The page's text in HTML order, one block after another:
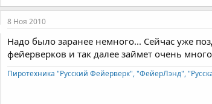
8 Ноя 2010
Надо было заранее немного... Сейчас уже
фейерверков и так далее займет очень
Пиротехника "Русский Фейерверк", "ФейерЛэнд",